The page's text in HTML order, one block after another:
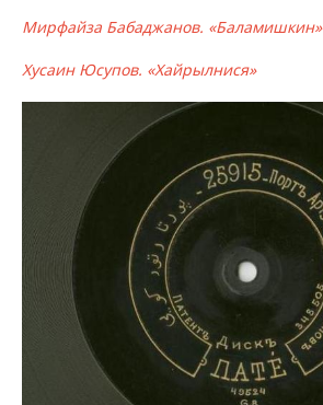
Мирфайза Бабаджанов. «Баламишкин»
Хусаин Юсупов. «Хайрылнися»